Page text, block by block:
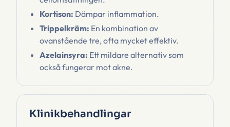
Kortison: Dämpar inflammation.
Trippelkräm: En kombination av
ovanstående tre, ofta mycket effektiv.
Azelainsyra: Ett mildare alternativ som
också fungerar mot akne.
Klinikbehandlingar